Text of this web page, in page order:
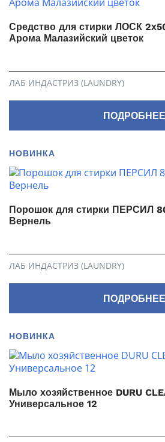
Средство для стирки ЛОСК
Арома Малазийский цветок
ЛАБ ИНДАСТРИЗ (LAUNDRY)
ПОДРОБНЕЕ
НОВИНКА
Порошок для стирки ПЕРСИЛ
Вернель
ЛАБ ИНДАСТРИЗ (LAUNDRY)
ПОДРОБНЕЕ
НОВИНКА
Мыло хозяйственное DURU
Универсальное 12